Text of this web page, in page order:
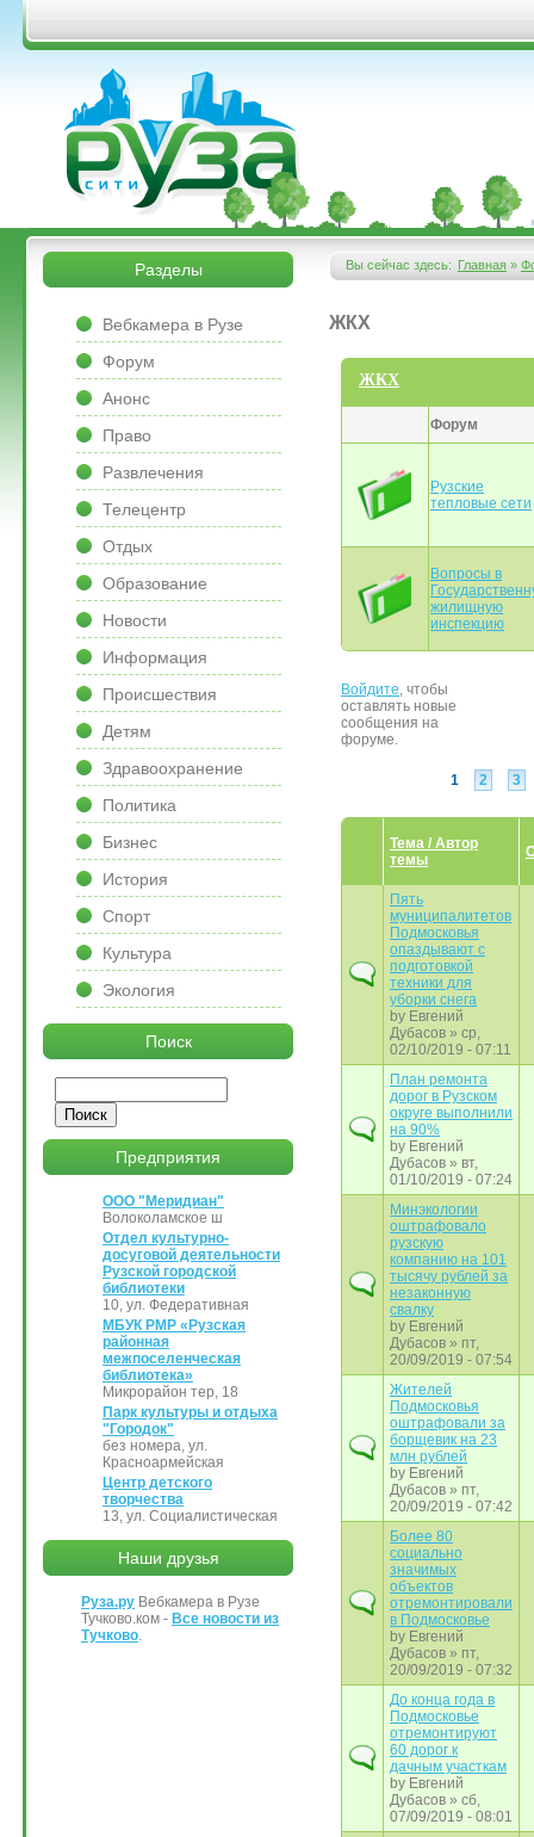
Перейти к основному содержанию
&bsps;
&bsps;
Вы сейчас здесь:
Вы здесь
Главная »
ЖКХ
ЖКХ
Форум
Рузские
тепловые сети
Вопросы в
жилищную
инспекцию
Войдите, чтобы
оставлять новые
сообщения на
форуме.
Страницы
1 2 3
Тема / Автор
темы
Пять
муниципалитетов
Подмосковья
опаздывают с
подготовкой
техники для
уборки снега
by Евгений
Дубасов » ср,
02/10/2019 - 07:11
План ремонта
дорог в Рузском
округе выполнили
на 90%
by Евгений
Дубасов » вт,
01/10/2019 - 07:24
Минэкологии
оштрафовало
рузскую
компанию на 101
тысячу рублей за
незаконную
свалку
by Евгений
Дубасов » пт,
20/09/2019 - 07:54
Жителей
Подмосковья
оштрафовали за
борщевик на 23
млн рублей
by Евгений
Дубасов » пт,
20/09/2019 - 07:42
Более 80
социально
значимых
объектов
отремонтировали
в Подмосковье
by Евгений
Дубасов » пт,
20/09/2019 - 07:32
До конца года в
Подмосковье
отремонтируют
60 дорог к
дачным участкам
by Евгений
Дубасов » сб,
07/09/2019 - 08:01
Разделы
Вебкамера в Рузе
Форум
Анонс
Право
Развлечения
Телецентр
Отдых
Образование
Новости
Информация
Происшествия
Детям
Здравоохранение
Политика
Бизнес
История
Спорт
Культура
Экология
Поиск
Предприятия
ООО "Меридиан"
Волоколамское ш
Отдел культурно-
досуговой деятельности
Рузской городской
библиотеки
10, ул. Федеративная
МБУК РМР «Рузская
районная
межпоселенческая
библиотека»
Микрорайон тер, 18
Парк культуры и отдыха
"Городок"
без номера, ул.
Красноармейская
Центр детского
творчества
13, ул. Социалистическая
Наши друзья
Руза.ру Вебкамера в Рузе
Тучково.ком - Все новости из
Тучково.